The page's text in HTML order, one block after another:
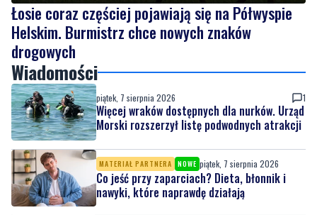
Łosie coraz częściej pojawiają się na Półwyspie
Helskim. Burmistrz chce nowych znaków
drogowych
Wiadomości
piątek, 7 sierpnia 2026 1
Więcej wraków dostępnych dla nurków. Urząd
Morski rozszerzył listę podwodnych atrakcji
MATERIAŁ PARTNERA NOWE piątek, 7 sierpnia 2026
Co jeść przy zaparciach? Dieta, błonnik i
nawyki, które naprawdę działają